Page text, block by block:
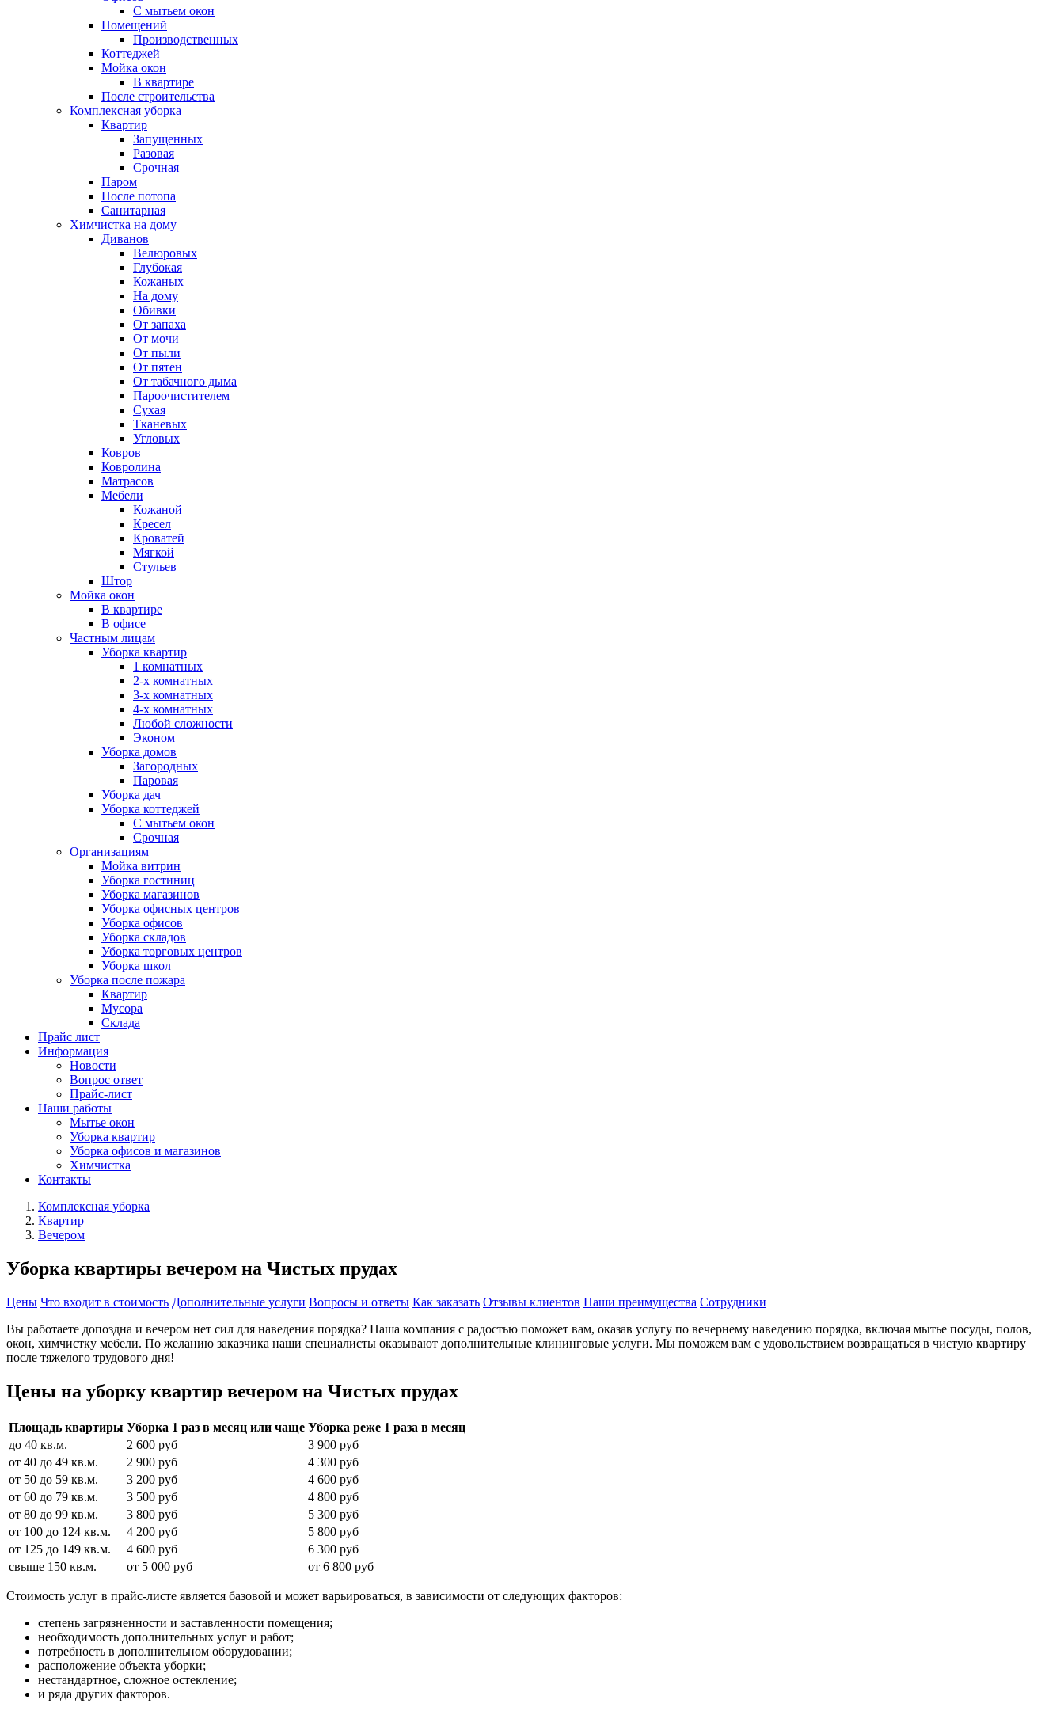
С мытьем окон
Помещений
Производственных
Коттеджей
Мойка окон
В квартире
После строительства
Комплексная уборка
Квартир
Запущенных
Разовая
Срочная
Паром
После потопа
Санитарная
Химчистка на дому
Диванов
Велюровых
Глубокая
Кожаных
На дому
Обивки
От запаха
От мочи
От пыли
От пятен
От табачного дыма
Пароочистителем
Сухая
Тканевых
Угловых
Ковров
Ковролина
Матрасов
Мебели
Кожаной
Кресел
Кроватей
Мягкой
Стульев
Штор
Мойка окон
В квартире
В офисе
Частным лицам
Уборка квартир
1 комнатных
2-х комнатных
3-х комнатных
4-х комнатных
Любой сложности
Эконом
Уборка домов
Загородных
Паровая
Уборка дач
Уборка коттеджей
С мытьем окон
Срочная
Организациям
Мойка витрин
Уборка гостиниц
Уборка магазинов
Уборка офисных центров
Уборка офисов
Уборка складов
Уборка торговых центров
Уборка школ
Уборка после пожара
Квартир
Мусора
Склада
Прайс лист
Информация
Новости
Вопрос ответ
Прайс-лист
Наши работы
Мытье окон
Уборка квартир
Уборка офисов и магазинов
Химчистка
Контакты
Комплексная уборка
Квартир
Вечером
Уборка квартиры вечером на Чистых прудах
Цены Что входит в стоимость Дополнительные услуги Вопросы и ответы Как заказать Отзывы клиентов Наши преимущества Сотрудники
Вы работаете допоздна и вечером нет сил для наведения порядка? Наша компания с радостью поможет вам, оказав услугу по вечернему наведению порядка, включая мытье посуды, полов,
окон, химчистку мебели. По желанию заказчика наши специалисты оказывают дополнительные клининговые услуги. Мы поможем вам с удовольствием возвращаться в чистую квартиру
после тяжелого трудового дня!
Цены на уборку квартир вечером на Чистых прудах
Площадь квартиры Уборка 1 раз в месяц или чаще Уборка реже 1 раза в месяц
до 40 кв.м.
2 600 руб
3 900 руб
от 40 до 49 кв.м.
2 900 руб
4 300 руб
от 50 до 59 кв.м.
3 200 руб
4 600 руб
от 60 до 79 кв.м.
3 500 руб
4 800 руб
от 80 до 99 кв.м.
3 800 руб
5 300 руб
от 100 до 124 кв.м.
4 200 руб
5 800 руб
от 125 до 149 кв.м.
4 600 руб
6 300 руб
свыше 150 кв.м.
от 5 000 руб от 6 800 руб
Стоимость услуг в прайс-листе является базовой и может варьироваться, в зависимости от следующих факторов:
степень загрязненности и заставленности помещения;
необходимость дополнительных услуг и работ;
потребность в дополнительном оборудовании;
расположение объекта уборки;
нестандартное, сложное остекление;
и ряда других факторов.